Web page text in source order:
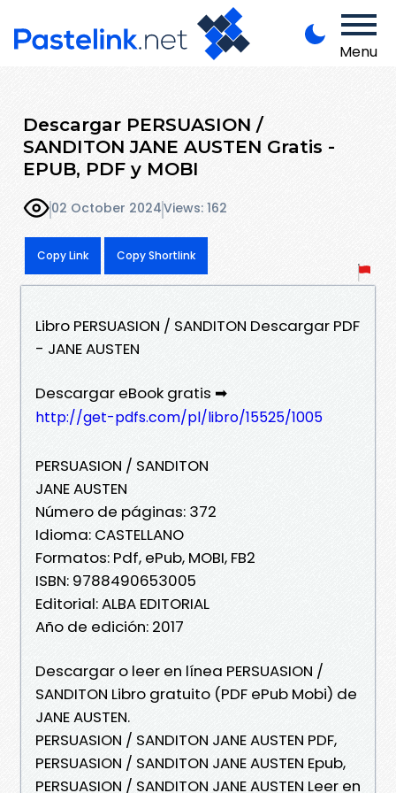
Menu
Descargar PERSUASION /
SANDITON JANE AUSTEN Gratis -
EPUB, PDF y MOBI
02 October 2024Views: 162
Copy Link Copy Shortlink
Libro PERSUASION / SANDITON Descargar PDF
- JANE AUSTEN
Descargar eBook gratis ➡
http://get-pdfs.com/pl/libro/15525/1005
PERSUASION / SANDITON
JANE AUSTEN
Número de páginas: 372
Idioma: CASTELLANO
Formatos: Pdf, ePub, MOBI, FB2
ISBN: 9788490653005
Editorial: ALBA EDITORIAL
Año de edición: 2017
Descargar o leer en línea PERSUASION /
SANDITON Libro gratuito (PDF ePub Mobi) de
JANE AUSTEN.
PERSUASION / SANDITON JANE AUSTEN PDF,
PERSUASION / SANDITON JANE AUSTEN Epub,
PERSUASION / SANDITON JANE AUSTEN Leer en